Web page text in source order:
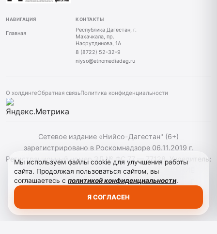
НАВИГАЦИЯ
Главная
КОНТАКТЫ
Республика Дагестан, г.
Махачкала, пр.
Насрутдинова, 1А
8 (8722) 52-32-9
niyso@etnomediadag.ru
О холдингеОбратная связьПолитика конфиденциальности
Сетевое издание «Нийсо-Дагестан" (6+)
зарегистрировано в Роскомнадзоре 06.11.2019 г.
Регистрационный номер ЭЛ № ФС 77 — 77128. Учредитель:
ГОСУДАРСТВЕННОЕ БЮДЖЕТНОЕ УЧРЕЖДЕНИЕ
РЕСПУБЛИКИ ДАГЕСТАН "ЭТНОМЕДИАХОЛДИНГ
Мы используем файлы cookie для улучшения работы
сайта. Продолжая пользоваться сайтом, вы
соглашаетесь с политикой конфиденциальности.
Я СОГЛАСЕН